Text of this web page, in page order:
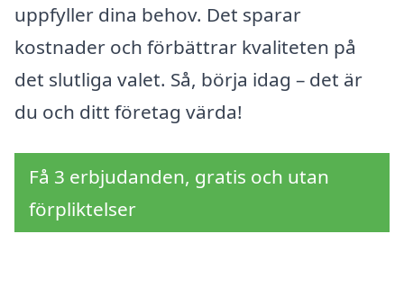
uppfyller dina behov. Det sparar
kostnader och förbättrar kvaliteten på
det slutliga valet. Så, börja idag – det är
du och ditt företag värda!
Få 3 erbjudanden, gratis och utan
förpliktelser